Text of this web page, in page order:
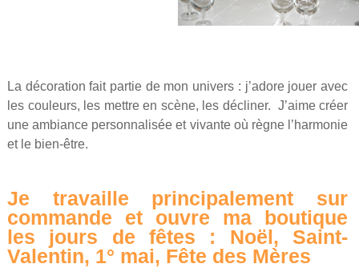
La décoration fait partie de mon univers : j’adore jouer avec
les couleurs, les mettre en scène, les décliner. J’aime créer
une ambiance personnalisée et vivante où règne l’harmonie
et le bien-être.
Je travaille principalement sur
commande et ouvre ma boutique
les jours de fêtes : Noël, Saint-
Valentin, 1° mai, Fête des Mères